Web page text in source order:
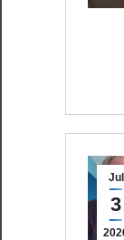
Jul
3